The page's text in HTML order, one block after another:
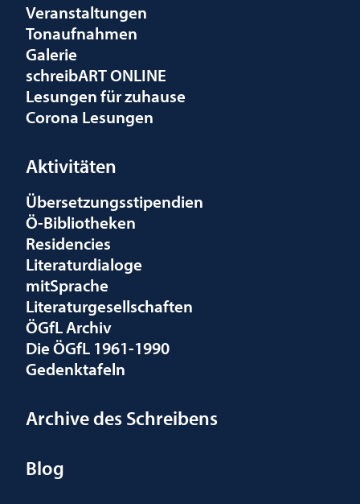
Veranstaltungen
Tonaufnahmen
Galerie
schreibART ONLINE
Lesungen für zuhause
Corona Lesungen
Aktivitäten
Übersetzungsstipendien
Ö-Bibliotheken
Residencies
Literaturdialoge
mitSprache
Literaturgesellschaften
ÖGfL Archiv
Die ÖGfL 1961-1990
Gedenktafeln
Archive des Schreibens
Blog